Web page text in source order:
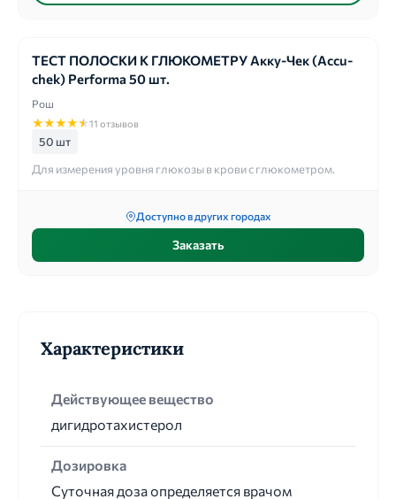
ТЕСТ ПОЛОСКИ К ГЛЮКОМЕТРУ Акку-Чек (Accu-
chek) Performa 50 шт.
Рош
★★★★★11 отзывов
50 шт
Для измерения уровня глюкозы в крови с глюкометром.
Доступно в других городах
Заказать
Характеристики
Действующее вещество
дигидротахистерол
Дозировка
Суточная доза определяется врачом